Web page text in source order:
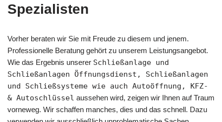
Spezialisten
Vorher beraten wir Sie mit Freude zu diesem und jenem.
Professionelle Beratung gehört zu unserem Leistungsangebot.
Wie das Ergebnis unserer Schließanlage und
Schließanlagen Öffnungsdienst, Schließanlagen
und Schließsysteme wie auch Autoöffnung, KFZ-
& Autoschlüssel aussehen wird, zeigen wir Ihnen auf Traum
vorneweg. Wir schaffen manches, dies und das schnell. Dazu